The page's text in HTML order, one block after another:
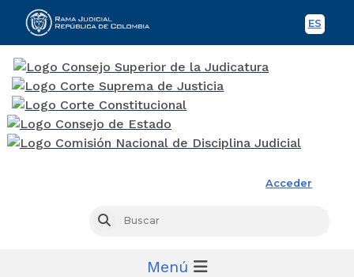
ES
Acceder
Buscar
Menú